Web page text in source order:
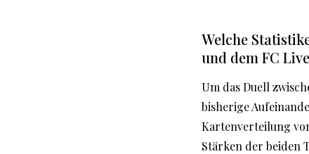
Welche
und dem FC
Um das Duell
bisherige
Kartenverteilung
Stärken der beiden